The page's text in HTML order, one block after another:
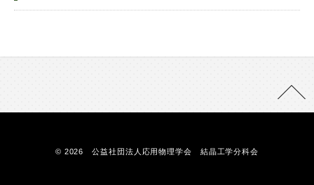
© 2026 公益社団法人応用物理学会 結晶工学分科会